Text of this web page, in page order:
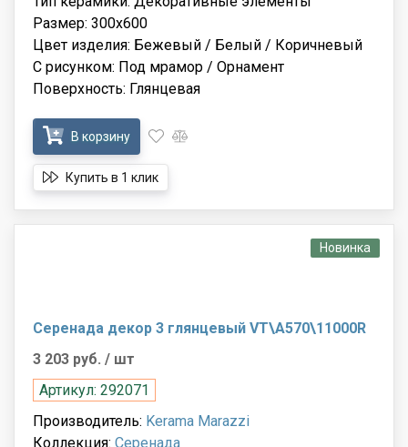
Размер: 300x600
Цвет изделия: Бежевый / Белый / Коричневый
С рисунком: Под мрамор / Орнамент
Поверхность: Глянцевая
В корзину
Купить в 1 клик
Новинка
Серенада декор 3 глянцевый VT\A570\11000R
3 203 руб. / шт
Артикул: 292071
Производитель: Kerama Marazzi
Коллекция: Серенада